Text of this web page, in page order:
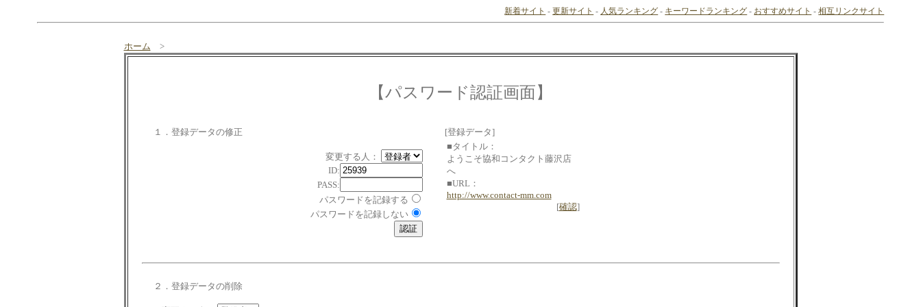
新着サイト -更新サイト - 人気ランキング - キーワードランキング - おすすめサイト -相互リンクサイト
ホーム >
【パスワード認証画面】
１．登録データの修正
変更する人：
ID:
PASS:
パスワードを記録する
パスワードを記録しない
[登録データ]
■タイトル：
ようこそ協和コンタクト藤沢店
へ
■URL：
http://www.contact-mm.com
[確認]
２．登録データの削除